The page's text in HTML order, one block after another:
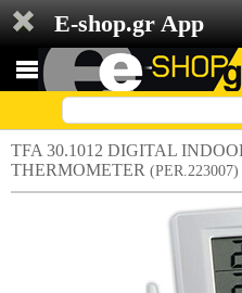
E-shop.gr App
TFA 30.1012 DIGITAL
THERMOMETER (PER.223007)